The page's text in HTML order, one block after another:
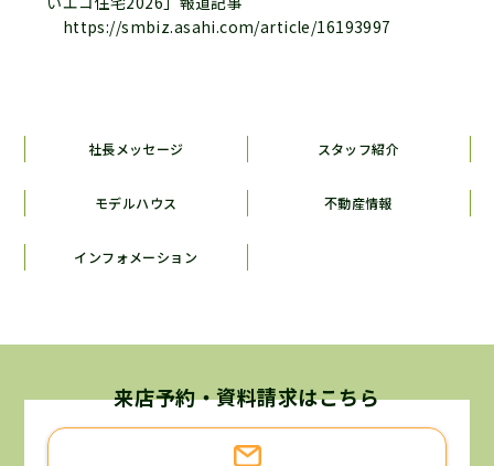
https://smbiz.asahi.com/article/16193997
社長メッセージ スタッフ紹介
モデルハウス 不動産情報
インフォメーション
来店予約・資料請求はこちら